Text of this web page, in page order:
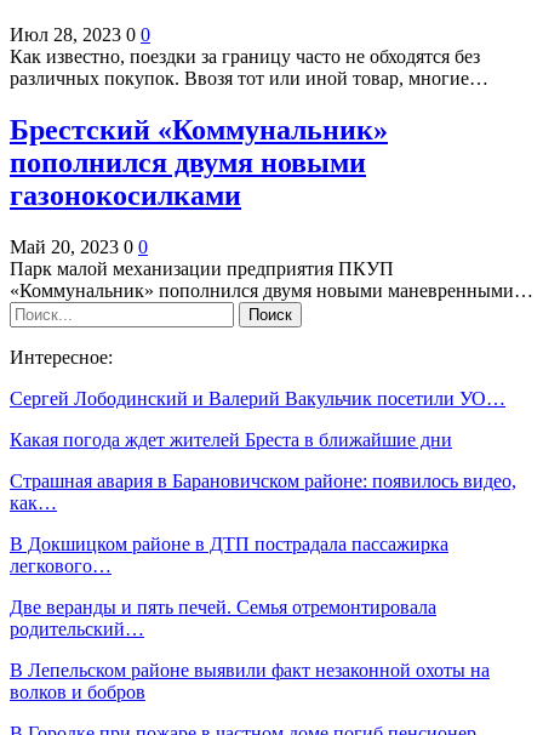
Июл 28, 2023 0 0
Как известно, поездки за границу часто не обходятся без
различных покупок. Ввозя тот или иной товар, многие…
Брестский «Коммунальник»
пополнился двумя новыми
газонокосилками
Май 20, 2023 0 0
Парк малой механизации предприятия ПКУП
«Коммунальник» пополнился двумя новыми маневренными…
Интересное:
Сергей Лободинский и Валерий Вакульчик посетили УО…
Какая погода ждет жителей Бреста в ближайшие дни
Страшная авария в Барановичском районе: появилось видео,
как…
В Докшицком районе в ДТП пострадала пассажирка
легкового…
Две веранды и пять печей. Семья отремонтировала
родительский…
В Лепельском районе выявили факт незаконной охоты на
волков и бобров